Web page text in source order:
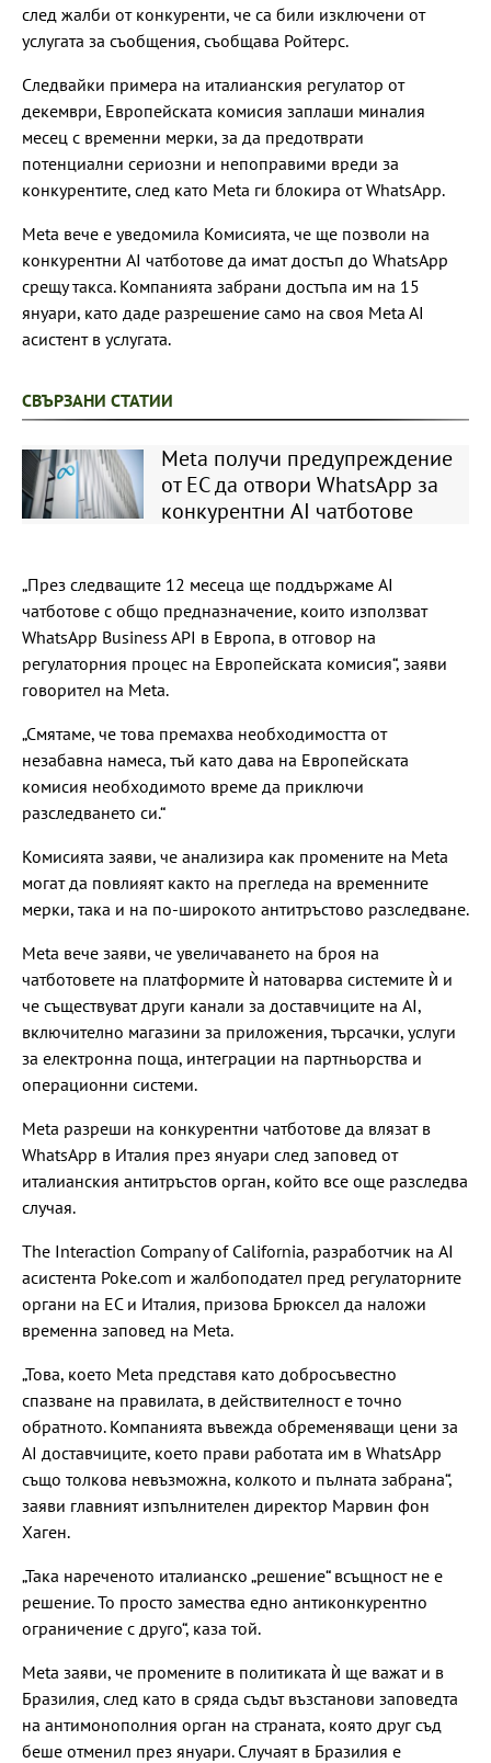
след жалби от конкуренти, че са били изключени от
услугата за съобщения, съобщава Ройтерс.
Следвайки примера на италианския регулатор от
декември, Европейската комисия заплаши миналия
месец с временни мерки, за да предотврати
потенциални сериозни и непоправими вреди за
конкурентите, след като Meta ги блокира от WhatsApp.
Meta вече е уведомила Комисията, че ще позволи на
конкурентни AI чатботове да имат достъп до WhatsApp
срещу такса. Компанията забрани достъпа им на 15
януари, като даде разрешение само на своя Meta AI
асистент в услугата.
СВЪРЗАНИ СТАТИИ
Meta получи предупреждение
от ЕС да отвори WhatsApp за
конкурентни AI чатботове
„През следващите 12 месеца ще поддържаме AI
чатботове с общо предназначение, които използват
WhatsApp Business API в Европа, в отговор на
регулаторния процес на Европейската комисия“, заяви
говорител на Meta.
„Смятаме, че това премахва необходимостта от
незабавна намеса, тъй като дава на Европейската
комисия необходимото време да приключи
разследването си.“
Комисията заяви, че анализира как промените на Meta
могат да повлияят както на прегледа на временните
мерки, така и на по-широкото антитръстово разследване.
Meta вече заяви, че увеличаването на броя на
чатботовете на платформите ѝ натоварва системите ѝ и
че съществуват други канали за доставчиците на AI,
включително магазини за приложения, търсачки, услуги
за електронна поща, интеграции на партньорства и
операционни системи.
Meta разреши на конкурентни чатботове да влязат в
WhatsApp в Италия през януари след заповед от
италианския антитръстов орган, който все още разследва
случая.
The Interaction Company of California, разработчик на AI
асистента Poke.com и жалбоподател пред регулаторните
органи на ЕС и Италия, призова Брюксел да наложи
временна заповед на Meta.
„Това, което Meta представя като добросъвестно
спазване на правилата, в действителност е точно
обратното. Компанията въвежда обременяващи цени за
AI доставчиците, което прави работата им в WhatsApp
също толкова невъзможна, колкото и пълната забрана“,
заяви главният изпълнителен директор Марвин фон
Хаген.
„Така нареченото италианско „решение“ всъщност не е
решение. То просто замества едно антиконкурентно
ограничение с друго“, каза той.
Meta заяви, че промените в политиката ѝ ще важат и в
Бразилия, след като в сряда съдът възстанови заповедта
на антимонополния орган на страната, която друг съд
беше отменил през януари. Случаят в Бразилия е